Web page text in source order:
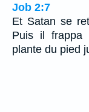
Job 2:7
Et Satan se
Puis il frappa
plante du pied